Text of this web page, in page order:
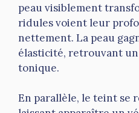
peau visiblement
ridules voient leur
nettement. La peau
élasticité, retrouvant
tonique.
En parallèle, le teint se